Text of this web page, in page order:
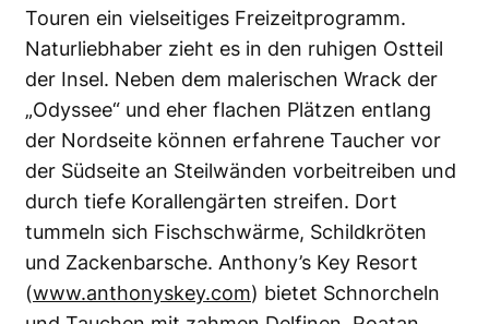
Touren ein vielseitiges Freizeitprogramm.
Naturliebhaber zieht es in den ruhigen Ostteil
der Insel. Neben dem malerischen Wrack der
„Odyssee“ und eher flachen Plätzen entlang
der Nordseite können erfahrene Taucher vor
der Südseite an Steilwänden vorbeitreiben und
durch tiefe Korallengärten streifen. Dort
tummeln sich Fischschwärme, Schildkröten
und Zackenbarsche. Anthony’s Key Resort
(www.anthonyskey.com) bietet Schnorcheln